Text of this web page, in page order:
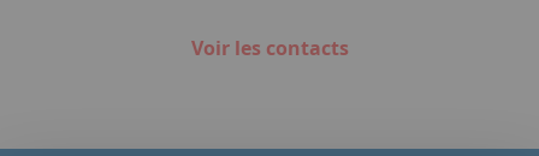
Voir les contacts